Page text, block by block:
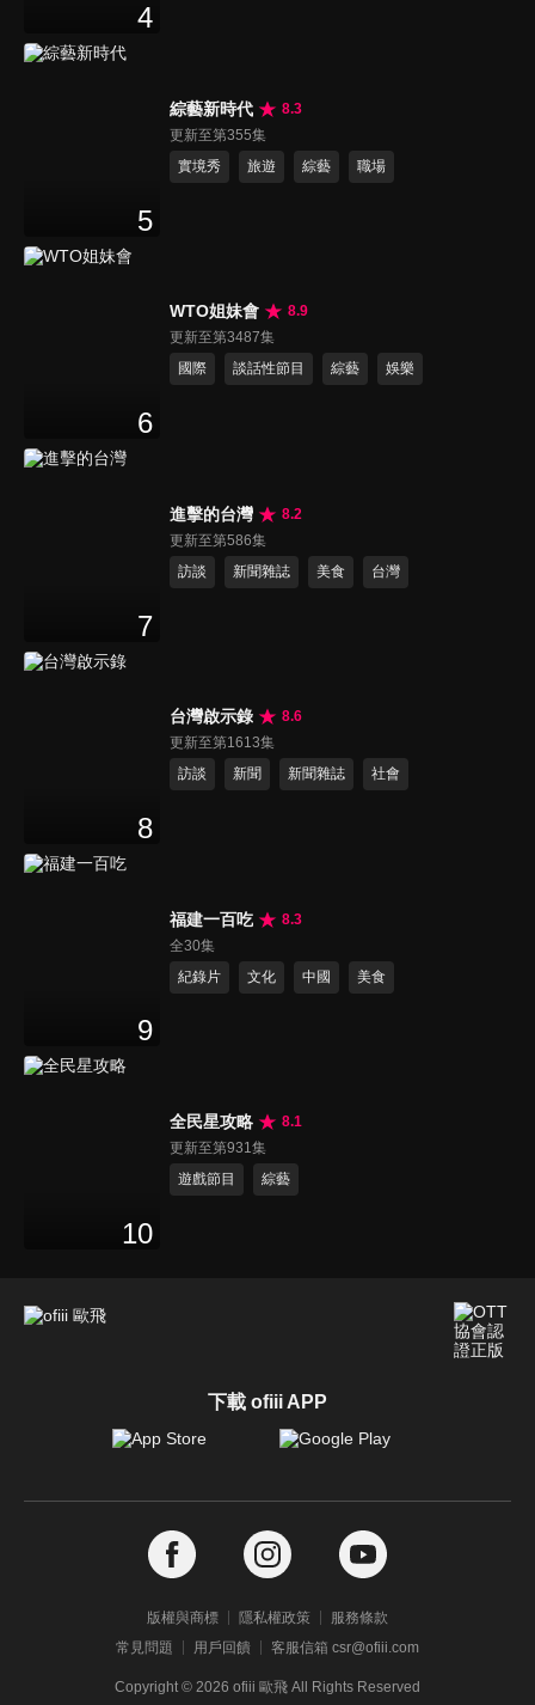
4
5
綜藝新時代
8.3
更新至第355集
實境秀
旅遊 綜藝 職場
6
WTO姐妹會
8.9
更新至第3487集
國際
談話性節目 綜藝 娛樂
7
進擊的台灣
8.2
更新至第586集
訪談
新聞雜誌 美食 台灣
8
台灣啟示錄
8.6
更新至第1613集
訪談
新聞 新聞雜誌 社會
9
福建一百吃
8.3
全30集
紀錄片
文化 中國 美食
10
全民星攻略
8.1
更新至第931集
遊戲節目
綜藝
下載 ofiii APP
版權與商標 隱私權政策
服務條款
常見問題
用戶回饋 客服信箱 csr@ofiii.com
Copyright © 2026 ofiii 歐飛 All Rights Reserved